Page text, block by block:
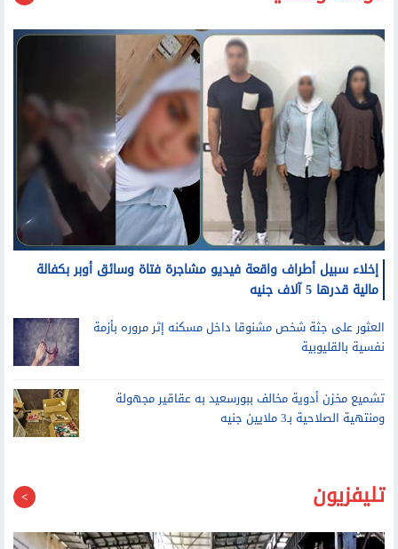
إخلاء سبيل أطراف واقعة فيديو مشاجرة فتاة وسائق أوبر بكفالة
مالية قدرها 5 آلاف جنيه
نفسية بالقليوبية
ومنتهية الصلاحية بـ3 ملايين جنيه
تليفزيون